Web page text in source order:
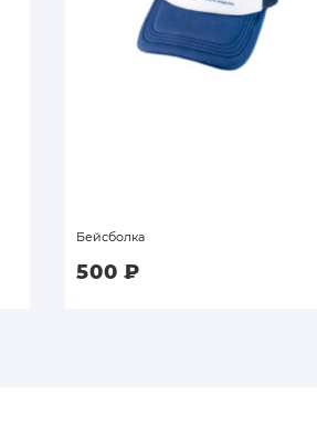
Бейсболка
500₽